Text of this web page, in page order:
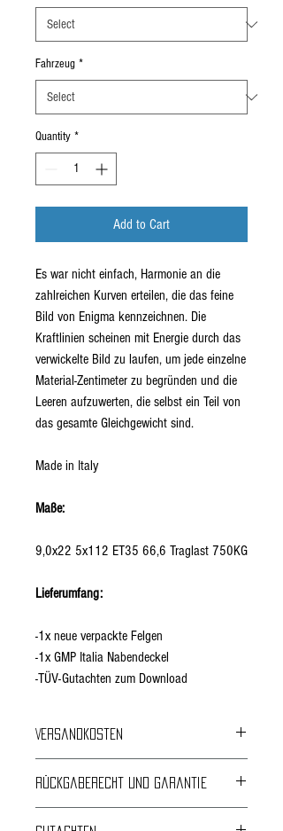
Fahrzeug *
Quantity *
Add to Cart
Es war nicht einfach, Harmonie an die
zahlreichen Kurven erteilen, die das feine
Bild von Enigma kennzeichnen. Die
Kraftlinien scheinen mit Energie durch das
verwickelte Bild zu laufen, um jede einzelne
Material-Zentimeter zu begründen und die
Leeren aufzuwerten, die selbst ein Teil von
das gesamte Gleichgewicht sind.
Made in Italy
Maße:
9,0x22 5x112 ET35 66,6 Traglast 750KG
Lieferumfang:
-1x neue verpackte Felgen
-1x GMP Italia Nabendeckel
-TÜV-Gutachten zum Download
Versandkosten
Rückgaberecht und Garantie